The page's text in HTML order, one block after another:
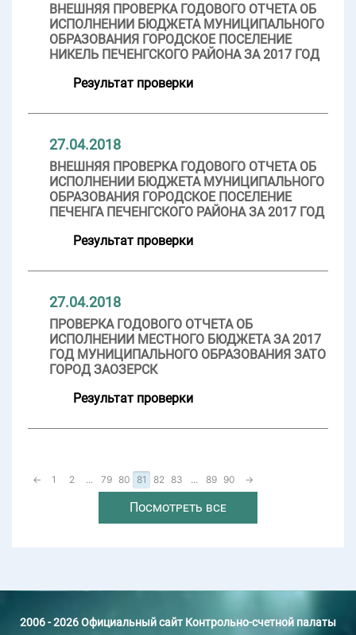
ВНЕШНЯЯ ПРОВЕРКА ГОДОВОГО ОТЧЕТА ОБ
ИСПОЛНЕНИИ БЮДЖЕТА МУНИЦИПАЛЬНОГО
ОБРАЗОВАНИЯ ГОРОДСКОЕ ПОСЕЛЕНИЕ
НИКЕЛЬ ПЕЧЕНГСКОГО РАЙОНА ЗА 2017 ГОД
Результат проверки
27.04.2018
ВНЕШНЯЯ ПРОВЕРКА ГОДОВОГО ОТЧЕТА ОБ
ИСПОЛНЕНИИ БЮДЖЕТА МУНИЦИПАЛЬНОГО
ОБРАЗОВАНИЯ ГОРОДСКОЕ ПОСЕЛЕНИЕ
ПЕЧЕНГА ПЕЧЕНГСКОГО РАЙОНА ЗА 2017 ГОД
Результат проверки
27.04.2018
ПРОВЕРКА ГОДОВОГО ОТЧЕТА ОБ
ИСПОЛНЕНИИ МЕСТНОГО БЮДЖЕТА ЗА 2017
ГОД МУНИЦИПАЛЬНОГО ОБРАЗОВАНИЯ ЗАТО
ГОРОД ЗАОЗЕРСК
Результат проверки
← 1 2 ... 79 80 81 82 83 ... 89 90 →
Посмотреть все
2006 - 2026 Официальный сайт Контрольно-счетной палаты